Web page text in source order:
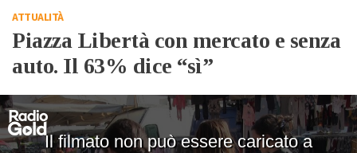
ATTUALITÀ
Piazza Libertà con mercato e senza
auto. Il 63% dice “sì”